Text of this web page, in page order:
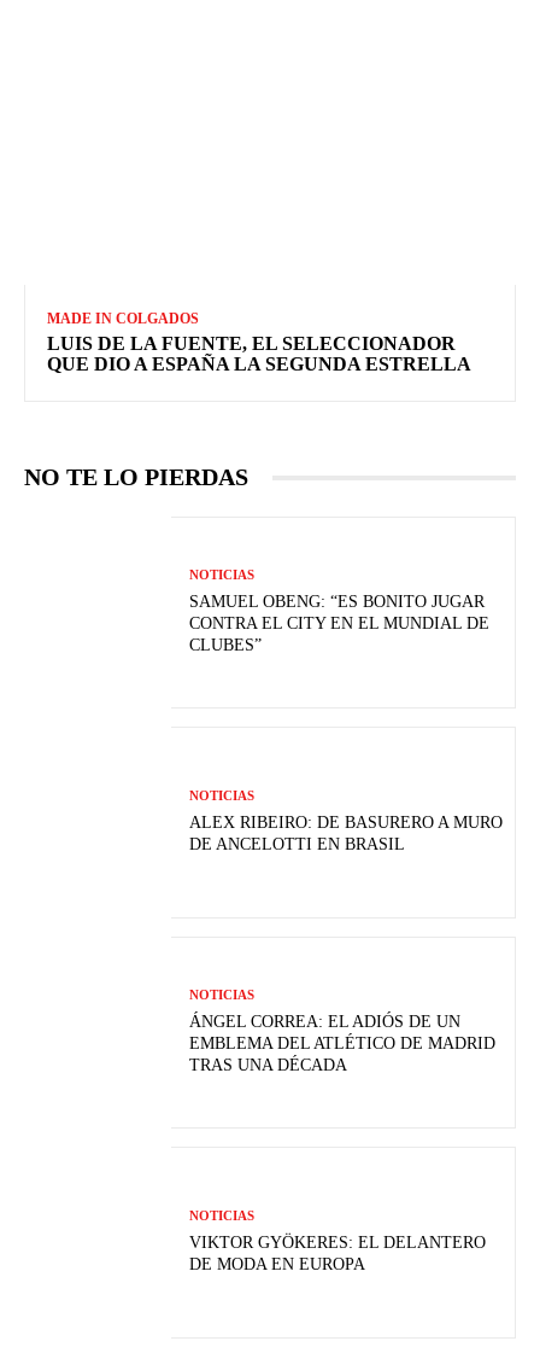
MADE IN COLGADOS
LUIS DE LA FUENTE, EL SELECCIONADOR
QUE DIO A ESPAÑA LA SEGUNDA ESTRELLA
NO TE LO PIERDAS
NOTICIAS
SAMUEL OBENG: “ES BONITO JUGAR
CONTRA EL CITY EN EL MUNDIAL DE
CLUBES”
NOTICIAS
ALEX RIBEIRO: DE BASURERO A MURO
DE ANCELOTTI EN BRASIL
NOTICIAS
ÁNGEL CORREA: EL ADIÓS DE UN
EMBLEMA DEL ATLÉTICO DE MADRID
TRAS UNA DÉCADA
NOTICIAS
VIKTOR GYÖKERES: EL DELANTERO
DE MODA EN EUROPA